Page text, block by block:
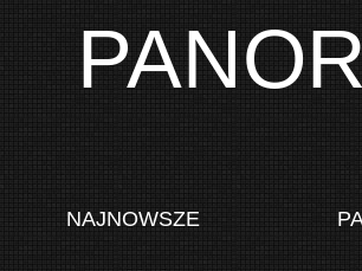
NAJNOWSZE